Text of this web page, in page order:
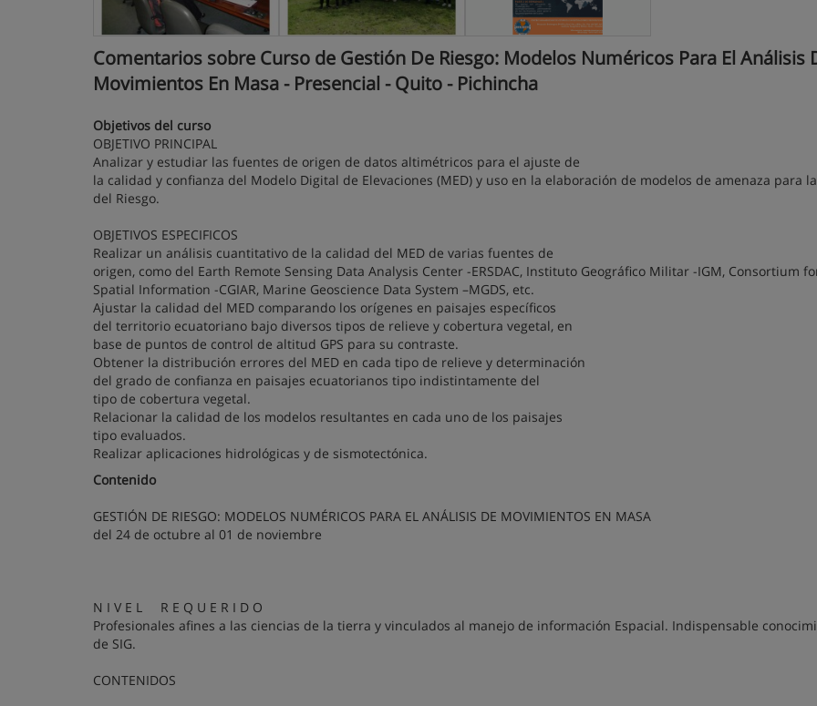
Comentarios sobre Curso de Gestión De Riesgo: Modelos Numéricos Para El Análisis
Movimientos En Masa - Presencial - Quito - Pichincha
Objetivos del curso
OBJETIVO PRINCIPAL
Analizar y estudiar las fuentes de origen de datos altimétricos para el ajuste de
la calidad y confianza del Modelo Digital de Elevaciones (MED) y uso en la elaboración de modelos de amenaza para
del Riesgo.
OBJETIVOS ESPECIFICOS
Realizar un análisis cuantitativo de la calidad del MED de varias fuentes de
origen, como del Earth Remote Sensing Data Analysis Center -ERSDAC, Instituto Geográfico Militar -IGM, Consortium
Spatial Information -CGIAR, Marine Geoscience Data System –MGDS, etc.
Ajustar la calidad del MED comparando los orígenes en paisajes específicos
del territorio ecuatoriano bajo diversos tipos de relieve y cobertura vegetal, en
base de puntos de control de altitud GPS para su contraste.
Obtener la distribución errores del MED en cada tipo de relieve y determinación
del grado de confianza en paisajes ecuatorianos tipo indistintamente del
tipo de cobertura vegetal.
Relacionar la calidad de los modelos resultantes en cada uno de los paisajes
tipo evaluados.
Realizar aplicaciones hidrológicas y de sismotectónica.
Contenido
GESTIÓN DE RIESGO: MODELOS NUMÉRICOS PARA EL ANÁLISIS DE MOVIMIENTOS EN MASA
del 24 de octubre al 01 de noviembre
N I V E L R E Q U E R I D O
Profesionales afines a las ciencias de la tierra y vinculados al manejo de información Espacial. Indispensable
de SIG.
CONTENIDOS